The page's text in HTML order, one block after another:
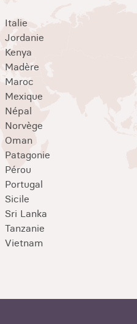
Italie
Jordanie
Kenya
Madère
Maroc
Mexique
Népal
Norvège
Oman
Patagonie
Pérou
Portugal
Sicile
Sri Lanka
Tanzanie
Vietnam